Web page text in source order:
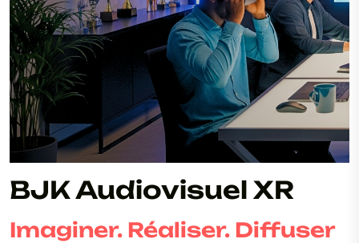
BJK Audiovisuel XR
Imaginer. Réaliser. Diffuser